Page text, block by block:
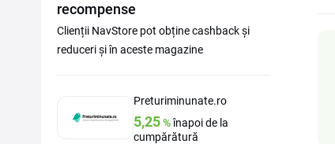
recompense
Clienții NavStore pot obține cashback și
reduceri și în aceste magazine
Preturiminunate.ro
5,25%înapoi de la
cumpărătură